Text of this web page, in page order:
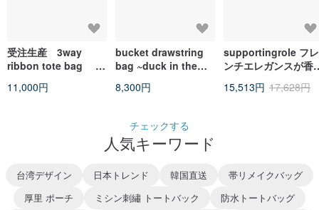
受注生産 3way
ribbon tote bag
11,000円
bucket drawstring
bag ~duck in the
8,300円
supportingrole フレ
ンチエレガンスが香
上品な本革ボストン
15,513円 17,628円
チェックする
人気キーワード
台湾デザイン 日本トレンド 韓国直送
帯リメイクバッグ
厚里 ポーチ
ミシン刺繡 トートバック
防水トートバッグ